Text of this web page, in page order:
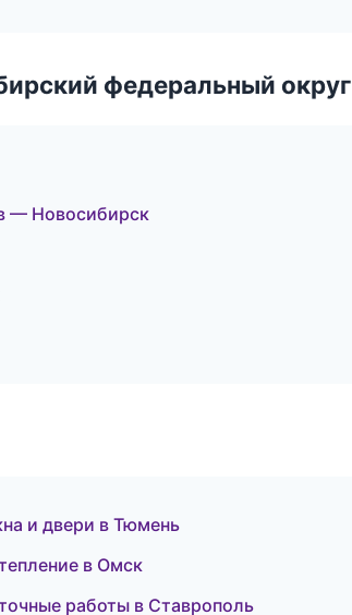
федеральный округ
— Новосибирск
и двери в Тюмень
в Омск
работы в Ставрополь